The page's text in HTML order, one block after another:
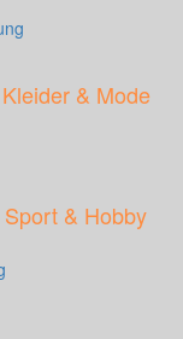
Kleider & Mode
Sport & Hobby